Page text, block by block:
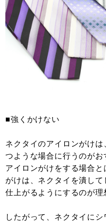
■強くかけない
ネクタイのアイロンがけ
つような場合に行うのが
アイロンがけをする場合
がけは、ネクタイを潰し
仕上がるようにするのが理
したがって、ネクタイに